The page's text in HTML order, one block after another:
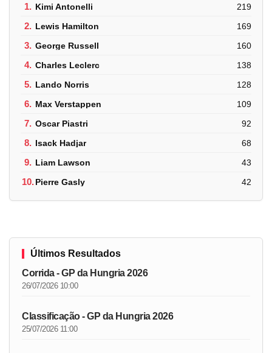
1. Kimi Antonelli 219
2. Lewis Hamilton 169
3. George Russell 160
4. Charles Leclerc 138
5. Lando Norris 128
6. Max Verstappen 109
7. Oscar Piastri 92
8. Isack Hadjar 68
9. Liam Lawson 43
10.Pierre Gasly 42
Últimos Resultados
Corrida - GP da Hungria 2026
26/07/2026 10:00
Classificação - GP da Hungria 2026
25/07/2026 11:00